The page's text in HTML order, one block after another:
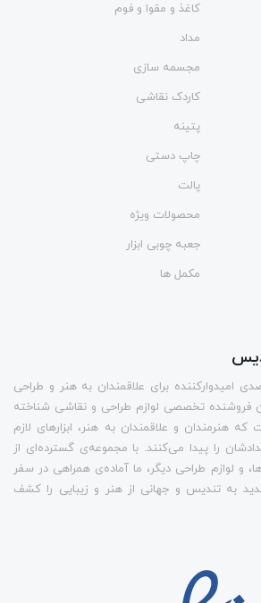
کاغذ و مقوا و فوم
مداد
مجسمه سازی
کاردک نقاشی
پتینه
چاپ دستی
پالت
محصولات ویژه
جعبه چوبی ابزار
مکمل ها
امیدوارکننده برای علاقمندان به هنر و طراحی
فروشنده تخصصی لوازم طراحی و نقاشی شناخته
هنرمندان و علاقمندان به هنر، ابزارهای لازم
را پیدا می‌کنند. با مجموعه‌ی گسترده‌ای از
و لوازم طراحی دیگر، ما آماده‌ی همراهی در سفر
به تندیس و جهانی از هنر و زیبایی را کشف